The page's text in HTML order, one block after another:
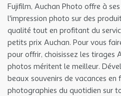
Fujifilm, Auchan Photo offre à
l'impression photo sur des
qualité tout en profitant du
petits prix Auchan. Pour vous
pour offrir, choisissez les tirages
photos méritent le meilleur.
beaux souvenirs de vacances en
photographies du quotidien sur